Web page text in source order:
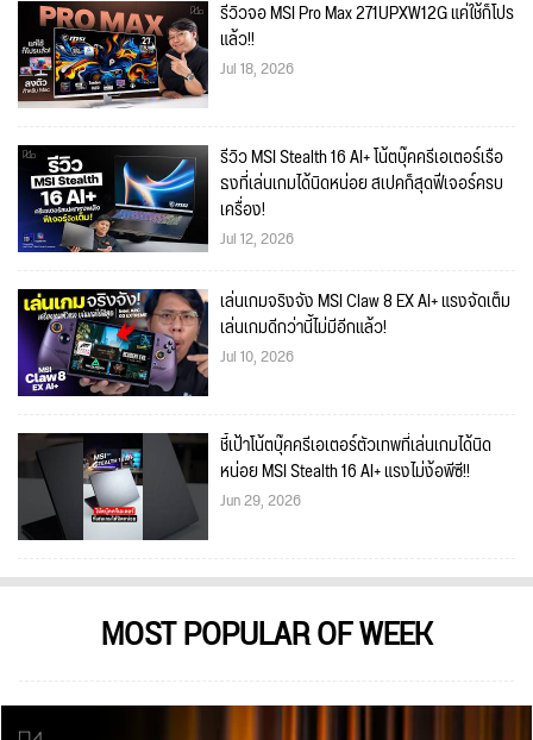
รีวิวจอ MSI Pro Max 271UPXW12G แค่ใช้ก็โปร
แล้ว!!
Jul 18, 2026
รีวิว MSI Stealth 16 AI+ โน้ตบุ๊คครีเอเตอร์เรือ
ธงที่เล่นเกมได้นิดหน่อย สเปคก็สุดฟีเจอร์ครบ
เครื่อง!
Jul 12, 2026
เล่นเกมจริงจัง MSI Claw 8 EX AI+ แรงจัดเต็ม
เล่นเกมดีกว่านี้ไม่มีอีกแล้ว!
Jul 10, 2026
ชี้เป้าโน้ตบุ๊คครีเอเตอร์ตัวเทพที่เล่นเกมได้นิด
หน่อย MSI Stealth 16 AI+ แรงไม่ง้อพีซี!!
Jun 29, 2026
MOST POPULAR OF WEEK